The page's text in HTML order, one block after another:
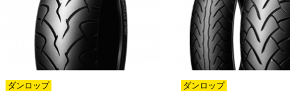
ダンロップ
ダンロップ